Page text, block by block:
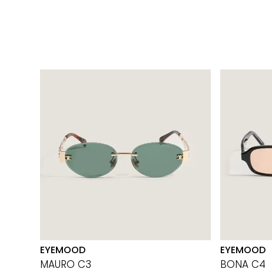
EYEMOOD
MAURO C3
EYEMOOD
BONA C4